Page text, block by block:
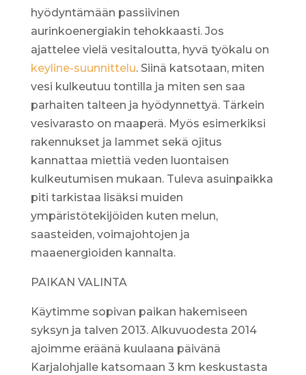
hyödyntämään passiivinen
aurinkoenergiakin tehokkaasti. Jos
ajattelee vielä vesitaloutta, hyvä työkalu on
keyline-suunnittelu. Siinä katsotaan, miten
vesi kulkeutuu tontilla ja miten sen saa
parhaiten talteen ja hyödynnettyä. Tärkein
vesivarasto on maaperä. Myös esimerkiksi
rakennukset ja lammet sekä ojitus
kannattaa miettiä veden luontaisen
kulkeutumisen mukaan. Tuleva asuinpaikka
piti tarkistaa lisäksi muiden
ympäristötekijöiden kuten melun,
saasteiden, voimajohtojen ja
maaenergioiden kannalta.
PAIKAN VALINTA
Käytimme sopivan paikan hakemiseen
syksyn ja talven 2013. Alkuvuodesta 2014
ajoimme eräänä kuulaana päivänä
Karjalohjalle katsomaan 3 km keskustasta